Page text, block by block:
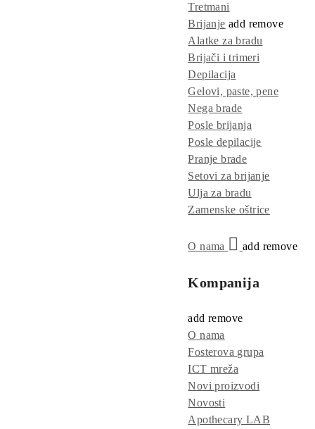
Tretmani
Brijanje add remove
Alatke za bradu
Brijači i trimeri
Depilacija
Gelovi, paste, pene
Nega brade
Posle brijanja
Posle depilacije
Pranje brade
Setovi za brijanje
Ulja za bradu
Zamenske oštrice
O nama add remove
Kompanija
addremove
O nama
Fosterova grupa
ICT mreža
Novi proizvodi
Novosti
Apothecary LAB